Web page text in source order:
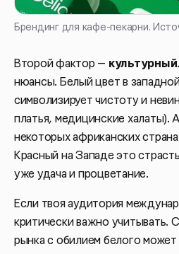
Брендинг для кафе-пекарни.
Второй фактор — культурный
нюансы. Белый цвет в
символизирует чистоту и
платья, медицинские халаты).
некоторых африканских
Красный на Западе это
уже удача и процветание.
Если твоя аудитория
критически важно учитывать.
рынка с обилием белого может